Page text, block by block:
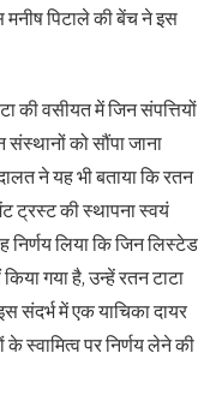
मनीष पिटाले की बेंच ने इस
की वसीयत में जिन संपत्तियों
को सौंपा जाना
ने यह भी बताया कि रतन
ट्रस्ट की स्थापना स्वयं
लिया कि जिन लिस्टेड
गया है, उन्हें रतन टाटा
संदर्भ में एक याचिका दायर
स्वामित्व पर निर्णय लेने की